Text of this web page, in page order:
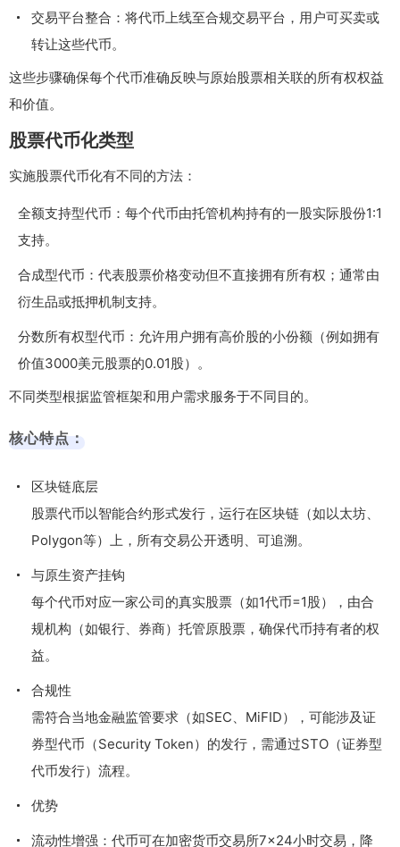
交易平台整合：将代币上线至合规交易平台，用户可买卖或
转让这些代币。
这些步骤确保每个代币准确反映与原始股票相关联的所有权权益
和价值。
股票代币化类型
实施股票代币化有不同的方法：
全额支持型代币：每个代币由托管机构持有的一股实际股份1:1
支持。
合成型代币：代表股票价格变动但不直接拥有所有权；通常由
衍生品或抵押机制支持。
分数所有权型代币：允许用户拥有高价股的小份额（例如拥有
价值3000美元股票的0.01股）。
不同类型根据监管框架和用户需求服务于不同目的。
核心特点：
区块链底层
股票代币以智能合约形式发行，运行在区块链（如以太坊、
Polygon等）上，所有交易公开透明、可追溯。
与原生资产挂钩
每个代币对应一家公司的真实股票（如1代币=1股），由合
规机构（如银行、券商）托管原股票，确保代币持有者的权
益。
合规性
需符合当地金融监管要求（如SEC、MiFID），可能涉及证
券型代币（Security Token）的发行，需通过STO（证券型
代币发行）流程。
优势
流动性增强：代币可在加密货币交易所7×24小时交易，降